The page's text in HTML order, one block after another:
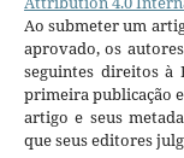
Ao submeter um
aprovado, os
seguintes direitos à
primeira publicação
artigo e seus
que seus editores